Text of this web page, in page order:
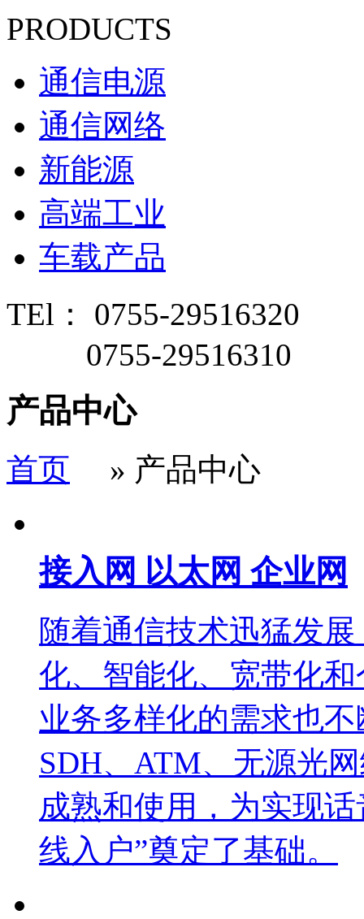
PRODUCTS
通信电源
通信网络
新能源
高端工业
车载产品
TEl： 0755-29516320
0755-29516310
产品中心
首页 » 产品中心
接入网 以太网 企业网
随着通信技术迅猛发
化、智能化、宽带化
业务多样化的需求也
SDH、ATM、无源光
成熟和使用，为实现
线入户”奠定了基础。